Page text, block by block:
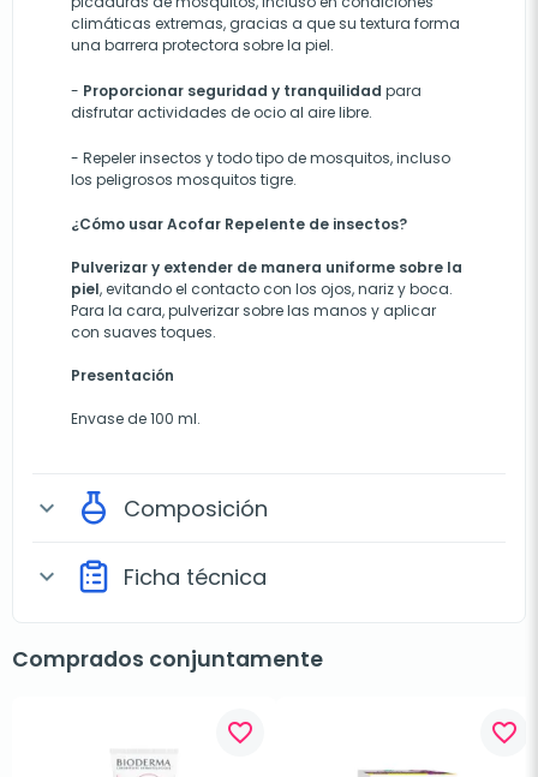
climáticas extremas, gracias a que su textura forma
una barrera protectora sobre la piel.
- Proporcionar seguridad y tranquilidad para
disfrutar actividades de ocio al aire libre.
- Repeler insectos y todo tipo de mosquitos, incluso
los peligrosos mosquitos tigre.
¿Cómo usar Acofar Repelente de insectos?
Pulverizar y extender de manera uniforme sobre la
piel, evitando el contacto con los ojos, nariz y boca.
Para la cara, pulverizar sobre las manos y aplicar
con suaves toques.
Presentación
Envase de 100 ml.
expand_more Composición
expand_more Ficha técnica
Comprados conjuntamente
favorite_border favorite_border